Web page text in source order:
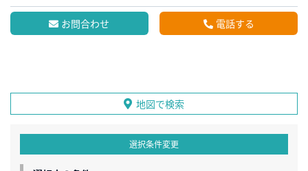
お問合わせ 電話する
地図で検索
選択条件変更